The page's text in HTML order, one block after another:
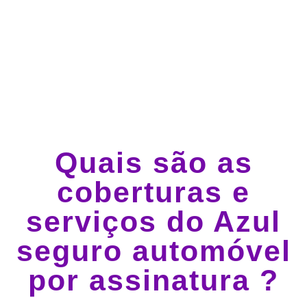
Quais são as
coberturas e
serviços do Azul
seguro automóvel
por assinatura ?